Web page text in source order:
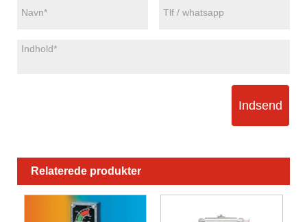
Indsend
Relaterede produkter